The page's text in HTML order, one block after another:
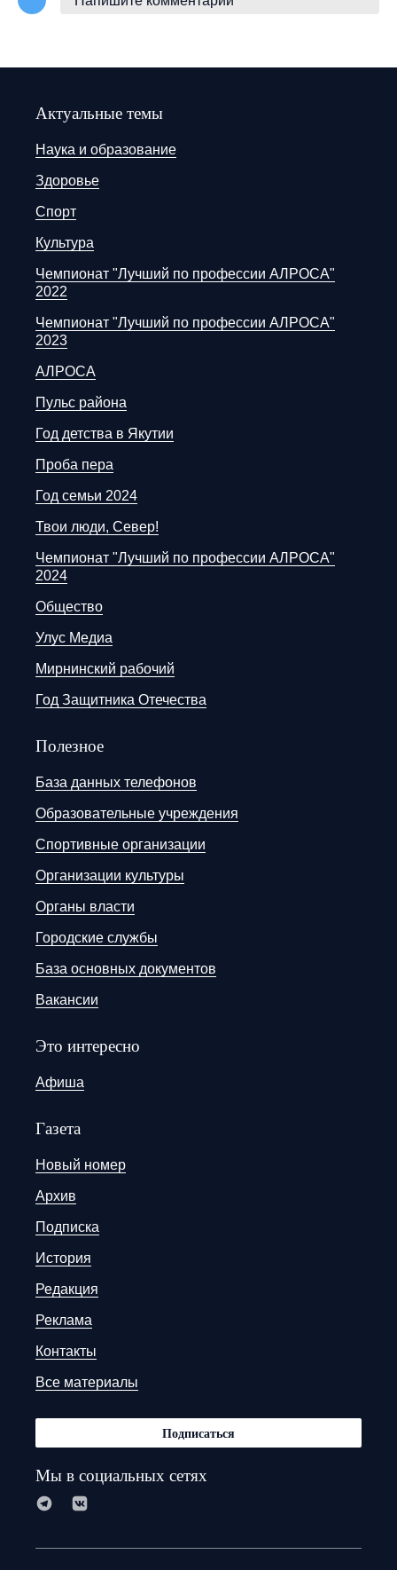
Актуальные темы
Наука и образование
Здоровье
Спорт
Культура
Чемпионат "Лучший по профессии АЛРОСА"
2022
Чемпионат "Лучший по профессии АЛРОСА"
2023
АЛРОСА
Пульс района
Год детства в Якутии
Проба пера
Год семьи 2024
Твои люди, Север!
Чемпионат "Лучший по профессии АЛРОСА"
2024
Общество
Улус Медиа
Мирнинский рабочий
Год Защитника Отечества
Полезное
База данных телефонов
Образовательные учреждения
Спортивные организации
Организации культуры
Органы власти
Городские службы
База основных документов
Вакансии
Это интересно
Афиша
Газета
Новый номер
Архив
Подписка
История
Редакция
Реклама
Контакты
Все материалы
Подписаться
Мы в социальных сетях